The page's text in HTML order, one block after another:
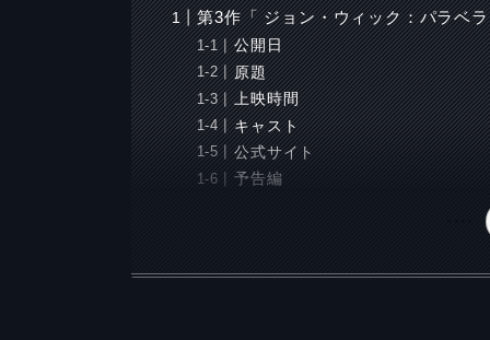
第3作「 ジョン・ウィック：パラベ
公開日
原題
上映時間
キャスト
公式サイト
予告編